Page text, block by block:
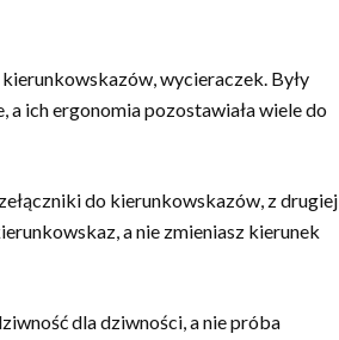
wycieraczek. Były
a ich ergonomia pozostawiała wiele do
do kierunkowskazów, z drugiej
a nie zmieniasz kierunek
dla dziwności, a nie próba